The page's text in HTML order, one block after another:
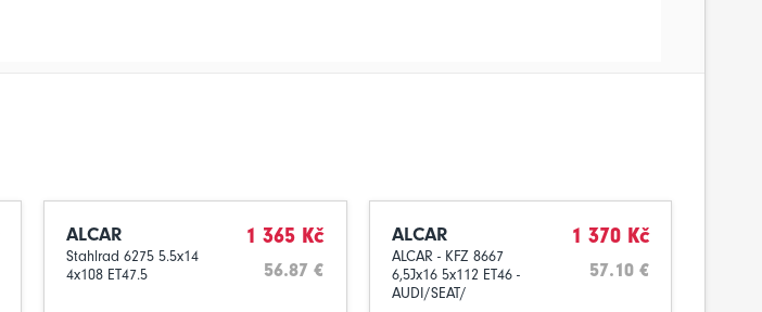
ALCAR
Stahlrad 6275 5.5x14
4x108 ET47.5
1 365 Kč
56.87 €
ALCAR
ALCAR - KFZ 8667
6,5Jx16 5x112 ET46 -
AUDI/SEAT/
1 370 Kč
57.10 €